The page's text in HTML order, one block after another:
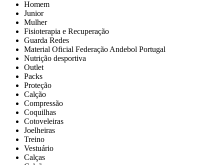
Homem
Junior
Mulher
Fisioterapia e Recuperação
Guarda Redes
Material Oficial Federação Andebol Portugal
Nutrição desportiva
Outlet
Packs
Proteção
Calção
Compressão
Coquilhas
Cotoveleiras
Joelheiras
Treino
Vestuário
Calças